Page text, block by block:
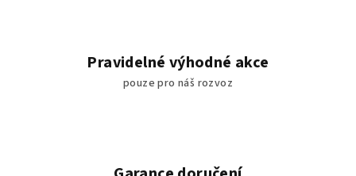
Pravidelné výhodné akce
pouze pro náš rozvoz